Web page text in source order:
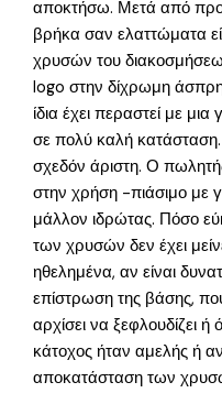
αποκτήσω. Μετά από
βρήκα σαν ελαττώματα
χρυσών του
logo στην δίχρωμη
ίδια έχει περαστεί με
σε πολύ καλή κατάσταση.
σχεδόν άριστη. Ο
στην χρήση -πιάσιμο με
μάλλον ιδρώτας. Πόσο
των χρυσών δεν έχει
ηθελημένα, αν είναι
επίστρωση της βάσης,
αρχίσει να ξεφλουδίζει
κάτοχος ήταν αμελής ή
αποκατάσταση των